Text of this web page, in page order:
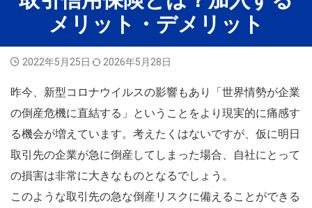
メリット・デメリット
2022年5月25日 2026年5月28日
昨今、新型コロナウイルスの影響もあり「世界情勢が企業
の倒産危機に直結する」ということをより現実的に痛感す
る機会が増えています。考えたくはないですが、仮に明日
取引先の企業が急に倒産してしまった場合、自社にとって
の損害は非常に大きなものとなるでしょう。
このような取引先の急な倒産リスクに備えることができる